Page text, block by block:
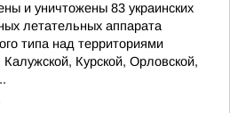
и уничтожены 83 украинских
летательных аппарата
типа над территориями
Калужской, Курской, Орловской,